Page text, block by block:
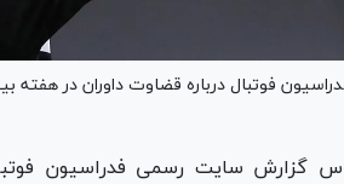
فوتبال درباره قضاوت داوران در هفته
گزارش سایت رسمی فدراسیون